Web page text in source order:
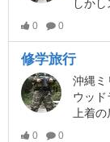
しか
0 0
修学旅行
沖縄ミ
ウッ
上着
0 0